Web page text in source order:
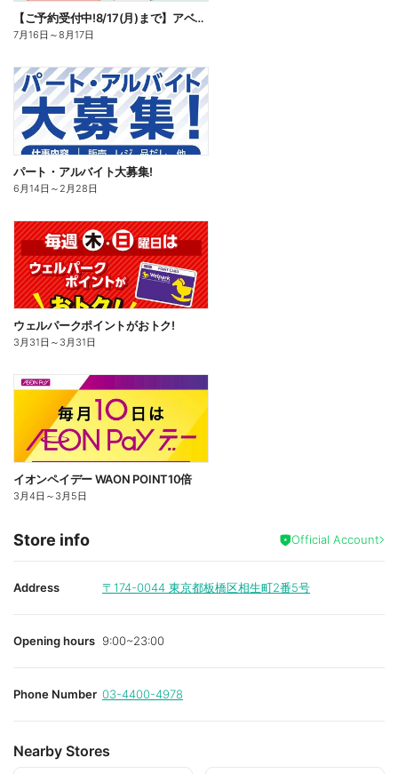
【ご予約受付中!8/17(月)まで】アベンヌ シカルファット
7月16日 ～8月17日
パート・アルバイト大募集!
6月14日 ～ 2月28日
ウェルパークポイントがおトク!
3月31日 ～ 3月31日
イオンペイデー WAON POINT10倍
3月4日 ～ 3月5日
Store info Official Account
Address 〒174-0044 東京都板橋区相生町2番5号
Opening hours 9:00~23:00
Phone Number 03-4400-4978
Nearby Stores